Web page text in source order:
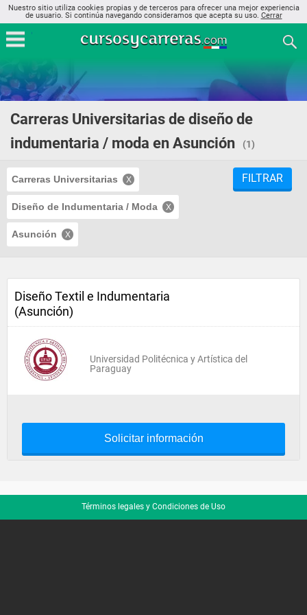
Nuestro sitio utiliza cookies propias y de terceros para ofrecer una mejor experiencia
de usuario. Si continúa navegando consideramos que acepta su uso. Cerrar
Carreras Universitarias de diseño de
indumentaria / moda en Asunción
(1)
Carreras Universitarias
Diseño de Indumentaria / Moda
Asunción
FILTRAR
Diseño Textil e Indumentaria
(Asunción)
Universidad Politécnica y Artística del
Paraguay
Solicitar información
Términos legales y Condiciones de Uso